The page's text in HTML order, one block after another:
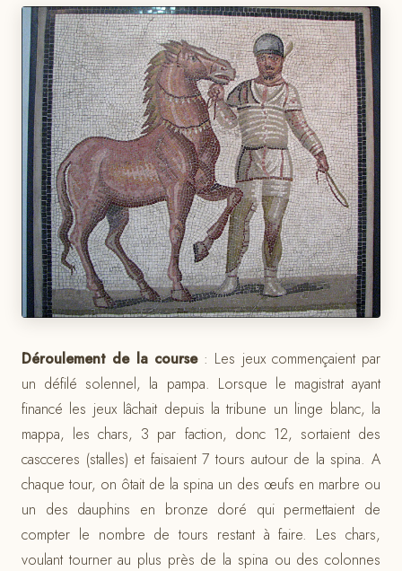
Déroulement de la course: Les jeux commençaient par
un défilé solennel, la pampa. Lorsque le magistrat ayant
financé les jeux lâchait depuis la tribune un linge blanc, la
mappa, les chars, 3 par faction, donc 12, sortaient des
cascceres (stalles) et faisaient 7 tours autour de la spina. A
chaque tour, on ôtait de la spina un des œufs en marbre ou
un des dauphins en bronze doré qui permettaient de
compter le nombre de tours restant à faire. Les chars,
voulant tourner au plus près de la spina ou des colonnes